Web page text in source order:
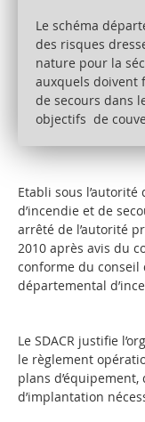
Le schéma
des risques
nature pour la
auxquels doivent
de secours dans
objectifs de
Etabli sous
d’incendie et de
arrêté de l’autorité
2010 après avis du
conforme du conseil
départemental
Le SDACR justifie
le règlement
plans
d’implantation